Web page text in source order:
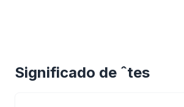
Significado de ˆtes